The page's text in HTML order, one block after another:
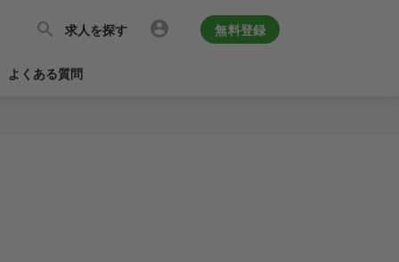
求人を探す 無料登録
よくある質問